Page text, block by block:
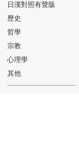
⑱
日漢對照有聲版
歷史
哲學
宗教
心理學
其他